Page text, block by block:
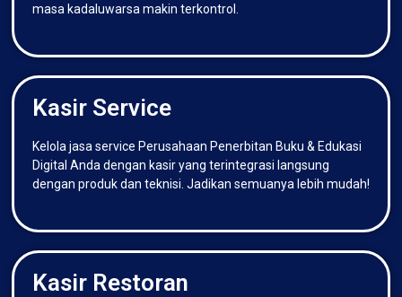
masa kadaluwarsa makin terkontrol.
Kasir Service
Kelola jasa service Perusahaan Penerbitan Buku & Edukasi
Digital Anda dengan kasir yang terintegrasi langsung
dengan produk dan teknisi. Jadikan semuanya lebih mudah!
Kasir Restoran